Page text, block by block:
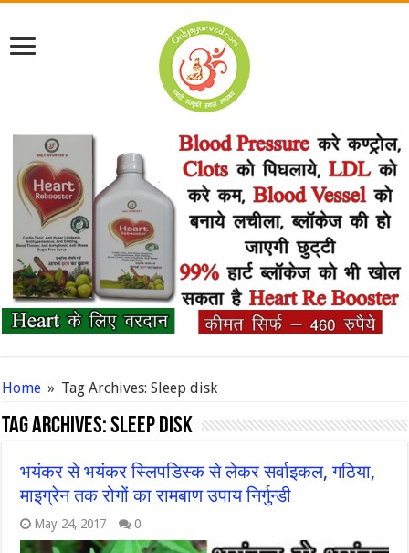
Home » Tag Archives: Sleep disk
Tag Archives:Sleep disk
भयंकर से भयंकर स्लिपडिस्क से लेकर सर्वाइकल, गठिया,
माइग्रेन तक रोगों का रामबाण उपाय निर्गुन्डी
May 24, 2017 0